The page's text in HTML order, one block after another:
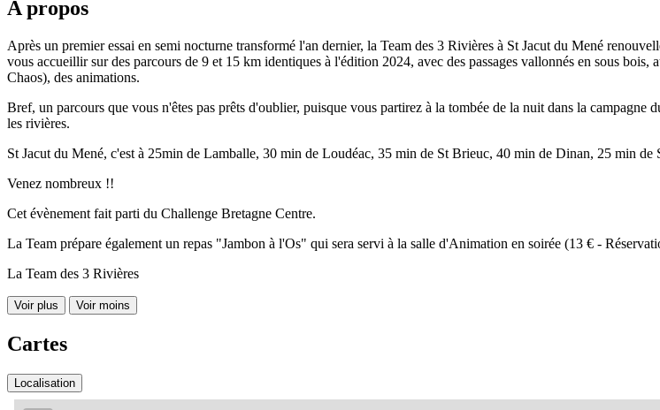
A propos
Après un premier essai en semi nocturne transformé l'an dernier, la Team des 3 Rivières à St Jacut du Mené
vous accueillir sur des parcours de 9 et 15 km identiques à l'édition 2024, avec des passages vallonnés en sous
Chaos), des animations.
Bref, un parcours que vous n'êtes pas prêts d'oublier, puisque vous partirez à la tombée de la nuit dans la
les rivières.
St Jacut du Mené, c'est à 25min de Lamballe, 30 min de Loudéac, 35 min de St Brieuc, 40 min de Dinan, 25 min de
Venez nombreux !!
Cet évènement fait parti du Challenge Bretagne Centre.
La Team prépare également un repas "Jambon à l'Os" qui sera servi à la salle d'Animation en soirée (13 € -
La Team des 3 Rivières
Voir plus Voir moins
Cartes
Localisation